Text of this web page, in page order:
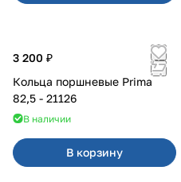
3 200 ₽
Кольца поршневые Prima
82,5 - 21126
В наличии
В корзину